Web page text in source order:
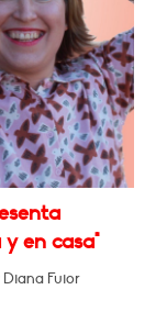
en casa"
Fuior